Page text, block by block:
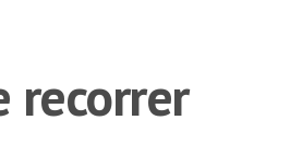
recorrer